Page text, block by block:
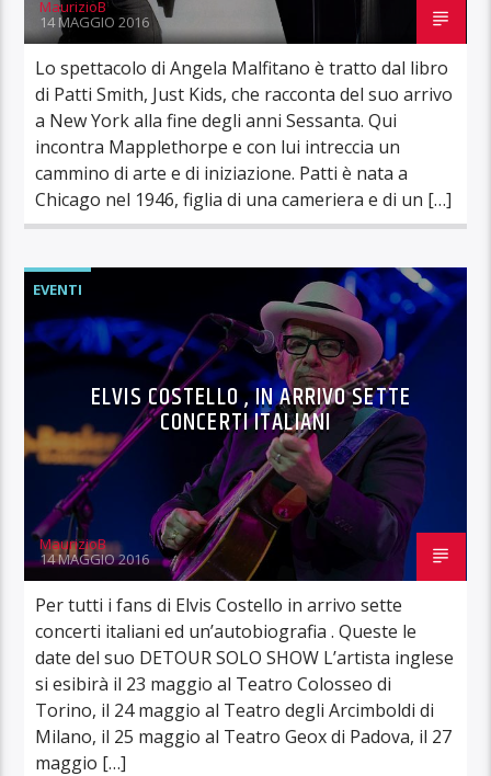
MaurizioB
14 MAGGIO 2016
Lo spettacolo di Angela Malfitano è tratto dal libro
di Patti Smith, Just Kids, che racconta del suo arrivo
a New York alla fine degli anni Sessanta. Qui
incontra Mapplethorpe e con lui intreccia un
cammino di arte e di iniziazione. Patti è nata a
Chicago nel 1946, figlia di una cameriera e di un […]
EVENTI
ELVIS COSTELLO , IN ARRIVO SETTE
CONCERTI ITALIANI
MaurizioB
14 MAGGIO 2016
Per tutti i fans di Elvis Costello in arrivo sette
concerti italiani ed un’autobiografia . Queste le
date del suo DETOUR SOLO SHOW L’artista inglese
si esibirà il 23 maggio al Teatro Colosseo di
Torino, il 24 maggio al Teatro degli Arcimboldi di
Milano, il 25 maggio al Teatro Geox di Padova, il 27
maggio […]